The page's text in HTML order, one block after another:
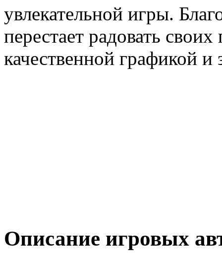
увлекательной игры.
перестает радовать
качественной графикой
Описание игровых